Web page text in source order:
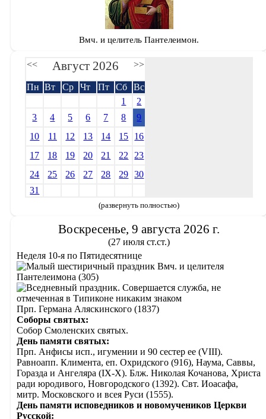
Вмч. и целитель Пантелеимон.
<< Август 2026 >>
Пн Вт Ср Чт Пт Сб
Вс
1
2
3
4 5 6 7 8
9
10
11 12 13 14 15
16
17
18 19 20 21 22
23
24
25 26 27 28 29
30
31
(развернуть полностью)
Воскресенье, 9 августа 2026 г.
(27 июля ст.ст.)
Неделя 10-я по Пятидесятнице
Вмч. и целителя
Пантелеимона (305)
Прп. Германа Аляскинского (1837)
Соборы святых:
Собор Смоленских святых.
День памяти святых:
Прп. Анфисы исп., игумении и 90 сестер ее (VIII).
Равноапп. Климента, еп. Охридского (916), Наума, Саввы,
Горазда и Ангеляра (IX-X). Блж. Николая Кочанова, Христа
ради юродивого, Новгородского (1392). Свт. Иоасафа,
митр. Московского и всея Руси (1555).
День памяти исповедников и новомучеников Церкви
Русской: